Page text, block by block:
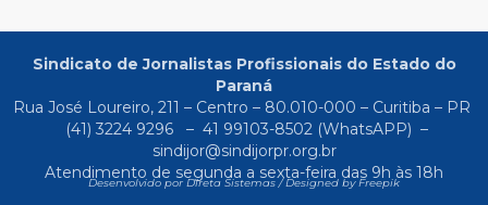
Sindicato de Jornalistas Profissionais do Estado do
Paraná
Rua José Loureiro, 211 – Centro – 80.010-000 – Curitiba – PR
(41) 3224 9296
– 41 99103-8502(WhatsAPP) –
sindijor@sindijorpr.org.br
Atendimento de segunda a sexta-feira das 9h às 18h
Desenvolvido por Direta Sistemas /Designed by Freepik